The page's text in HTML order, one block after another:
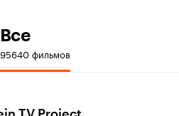
Все
95640 фильмов